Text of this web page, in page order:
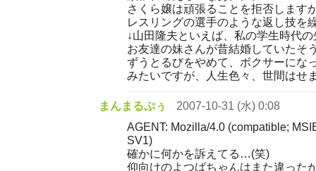
さくら嬢は頑張ることを拒否します
レスリングの選手のような返し技を
↓山田隆夫といえば、私の学生時代
お友達の妹さんが昔結婚していたそ
ずうとるびをやめて、ボクサーにな
みたいですが、人生色々、世間はせ
まんまるぷぅ
2007-10-31 (水) 0:08
AGENT: Mozilla/4.0 (compatible;
SV1)
確かに何かを訴えてる…(笑)
仰向けのよつばちゃんはまた違った